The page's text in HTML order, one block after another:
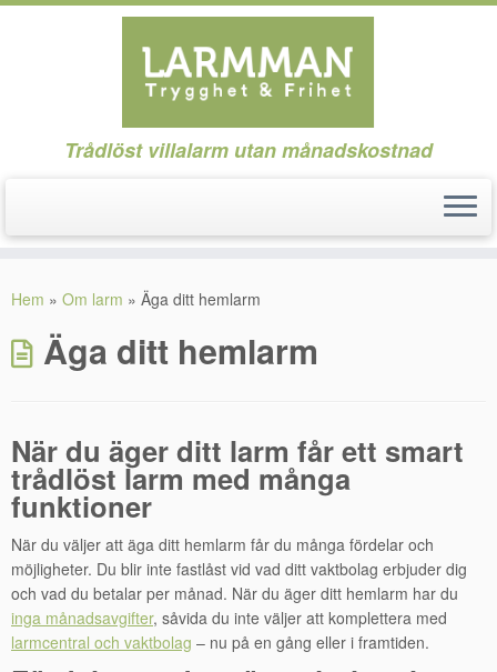
till
Trådlöst villalarm utan månadskostnad
Hem » Om larm » Äga ditt hemlarm
Äga ditt hemlarm
När du äger ditt larm får ett smart
trådlöst larm med många
funktioner
När du väljer att äga ditt hemlarm får du många fördelar och
möjligheter. Du blir inte fastlåst vid vad ditt vaktbolag erbjuder dig
och vad du betalar per månad. När du äger ditt hemlarm har du
inga månadsavgifter, såvida du inte väljer att komplettera med
larmcentral och vaktbolag – nu på en gång eller i framtiden.